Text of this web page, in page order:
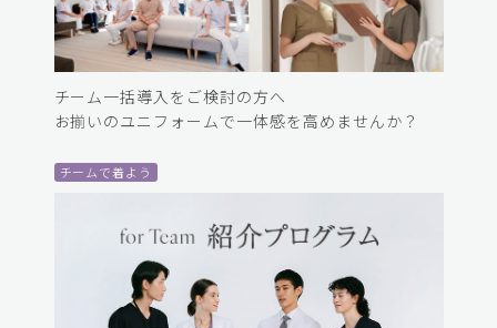
チーム一括導入をご検討の方へ
お揃いのユニフォームで一体感を高めませんか？
チームで着よう